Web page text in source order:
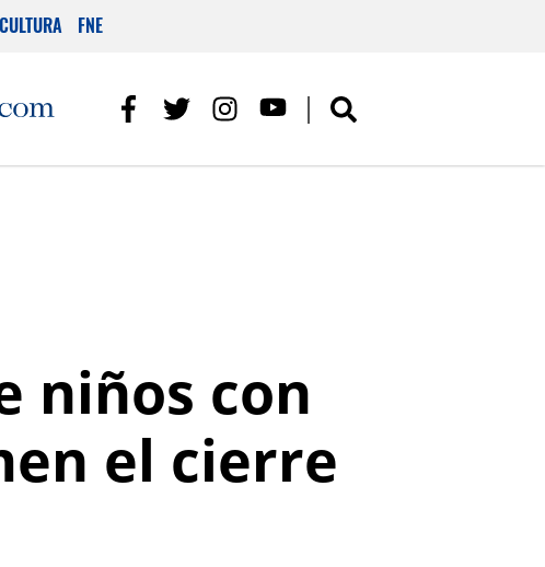
CULTURA FNE
niños con
el cierre